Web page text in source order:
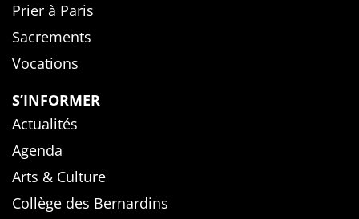
Prier à Paris
Sacrements
Vocations
S’INFORMER
Actualités
Agenda
Arts & Culture
Collège des Bernardins